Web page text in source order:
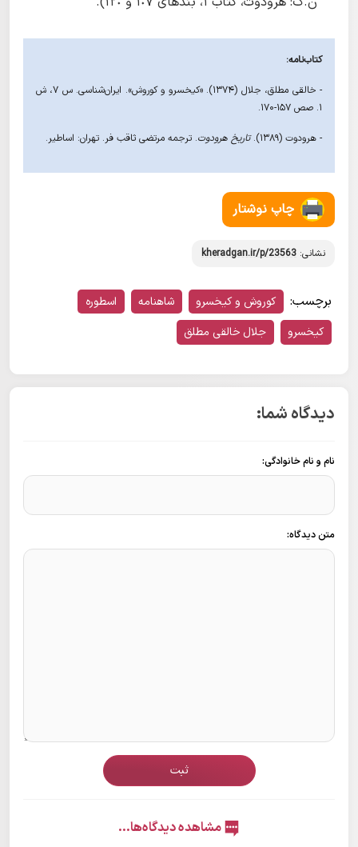
کتاب‌نامه:
- خالقی مطلق، جلال (۱۳۷۴). «کیخسرو و کوروش». ایران‌شناسی. س ۷، ش
۱. صص ۱۵۷-۱۷۰.
- هرودوت (١٣٨٩). تاریخ هرودوت. ترجمه مرتضی ثاقب فر. تهران: اساطیر.
چاپ نوشتار
نشانی: kheradgan.ir/p/23563
برچسب: کوروش و کیخسرو شاهنامه
اسطوره
کیخسرو
جلال خالقی مطلق
دیدگاه شما:
نام و نام خانوادگی:
متن دیدگاه:
ثبت
مشاهده دیدگاه‌ها...